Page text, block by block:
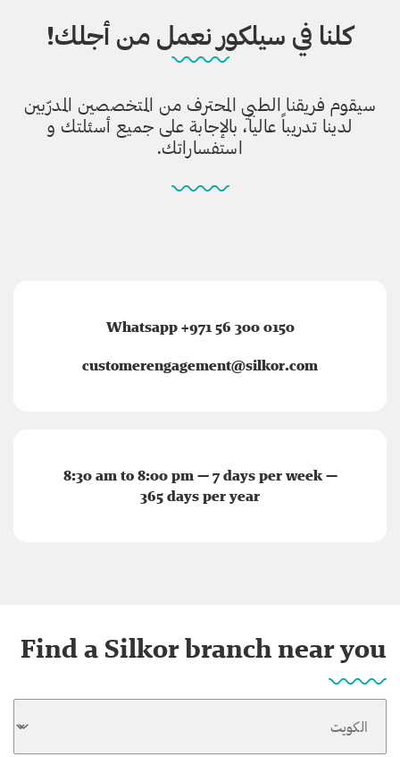
كلنا في سيلكور نعمل من أجلك!
سيقوم فريقنا الطبي المحترف من المتخصصين المدرّبين
لدينا تدريباً عالياً، بالإجابة على جميع أسئلتك و
استفساراتك.
Whatsapp +971 56 300 0150
customerengagement@silkor.com
8:30 am to 8:00 pm — 7 days per week —
365 days per year
Find a Silkor branch near you